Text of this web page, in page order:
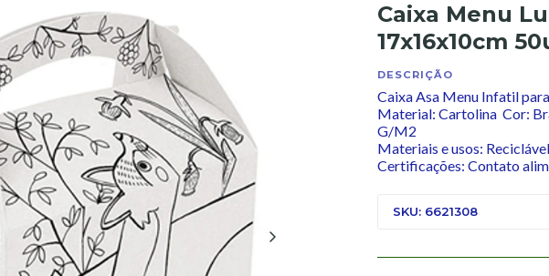
Caixa Menu
17x16x10cm
DESCRIÇÃO
Caixa Asa Menu Infatil
Material: Cartolina Cor:
G/M2
Materiais e usos:
Certificações: Contato
SKU: 6621308